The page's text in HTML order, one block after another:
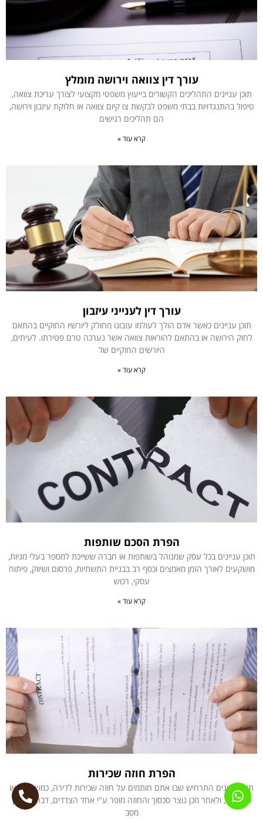
עורך דין צוואה וירושה מומלץ
תוכן עניינים התהליכים הקשורים בייעוץ משפטי מקצועי לצורך עריכת צוואה,
טיפול בהתנגדויות בבתי משפט לבקשת צו קיום צוואה או חלוקת עיזבון וירושה,
הם תהליכים רגישים
קרא עוד »
עורך דין לענייני עיזבון
תוכן עניינים כאשר אדם הולך לעולמו עזבונו מחולק ליורשיו החוקיים בהתאם
לחוק הירושה או בהתאם להוראות צוואה אשר נערכה טרם פטירתו. לעיתים,
היורשים החוקיים של
קרא עוד »
הפרת הסכם שותפות
תוכן עניינים בכל עסק שמנוהל בשותפות או חברה ששייכת למספר בעלי מניות,
מושקעים לאורך הזמן מאמצים וכסף רב בבניית התשתיות, פרסום ושיווק, פיתוח
עסקי, רכוש
קרא עוד »
הפרת חוזה שכירות
תוכן עניינים התרחיש שבו אתם חותמים על חוזה שכירות לדירה, כמשכירים או
כשוכרים, ולאחר מכן נוצר סכסוך והחוזה מופר ע"י אחד הצדדים, דבר שכמובן
מסב